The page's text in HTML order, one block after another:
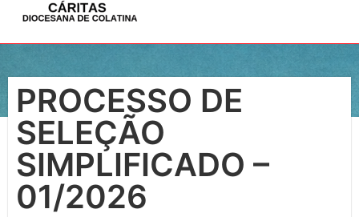
PROCESSO DE
SELEÇÃO
SIMPLIFICADO –
01/2026